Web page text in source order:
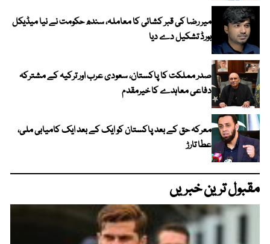
میر رضا کی قبر کشائی کا معاملہ، سندھ حکومت نے نیا میڈیکل
بورڈ تشکیل دے دیا
صدر مملکت کا پاکستان، سعودی عرب اور ترکیہ کے مشترکہ
دفاعی معاہدے کا خیرمقدم
معرکہ حق کے بعد پاکستان کو ایک کے بعد ایک کامیابی ملی،
عطا تارڑ
مقبول ترین خبریں